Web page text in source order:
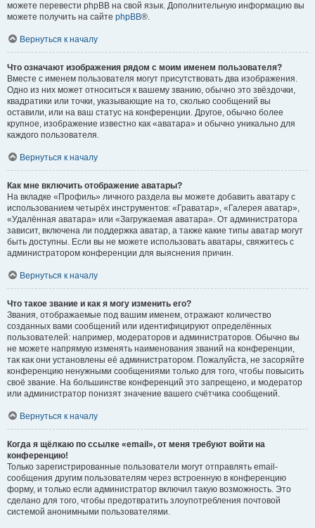
можете перевести phpBB на свой язык. Дополнительную информацию вы
можете получить на сайте phpBB®.
Вернуться к началу
Что означают изображения рядом с моим именем пользователя?
Вместе с именем пользователя могут присутствовать два изображения.
Одно из них может относиться к вашему званию, обычно это звёздочки,
квадратики или точки, указывающие на то, сколько сообщений вы
оставили, или на ваш статус на конференции. Другое, обычно более
крупное, изображение известно как «аватара» и обычно уникально для
каждого пользователя.
Вернуться к началу
Как мне включить отображение аватары?
На вкладке «Профиль» личного раздела вы можете добавить аватару с
использованием четырёх инструментов: «Граватар», «Галерея аватар»,
«Удалённая аватара» или «Загружаемая аватара». От администратора
зависит, включена ли поддержка аватар, а также какие типы аватар могут
быть доступны. Если вы не можете использовать аватары, свяжитесь с
администратором конференции для выяснения причин.
Вернуться к началу
Что такое звание и как я могу изменить его?
Звания, отображаемые под вашим именем, отражают количество
созданных вами сообщений или идентифицируют определённых
пользователей: например, модераторов и администраторов. Обычно вы
не можете напрямую изменять наименования званий на конференции,
так как они установлены её администратором. Пожалуйста, не засоряйте
конференцию ненужными сообщениями только для того, чтобы повысить
своё звание. На большинстве конференций это запрещено, и модератор
или администратор понизят значение вашего счётчика сообщений.
Вернуться к началу
Когда я щёлкаю по ссылке «email», от меня требуют войти на
конференцию!
Только зарегистрированные пользователи могут отправлять email-
сообщения другим пользователям через встроенную в конференцию
форму, и только если администратор включил такую возможность. Это
сделано для того, чтобы предотвратить злоупотребления почтовой
системой анонимными пользователями.